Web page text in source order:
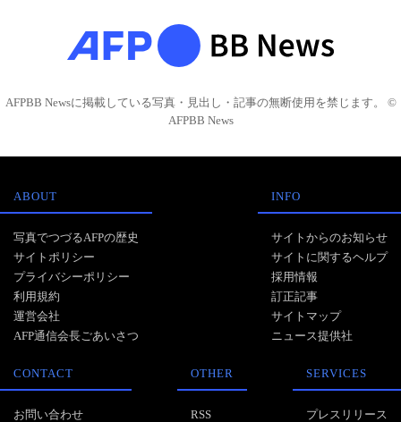
AFPBB Newsに掲載している写真・見出し・記事の無断使用を禁じます。 ©
AFPBB News
ABOUT
写真でつづるAFPの歴史
サイトポリシー
プライバシーポリシー
利用規約
運営会社
AFP通信会長ごあいさつ
INFO
サイトからのお知らせ
サイトに関するヘルプ
採用情報
訂正記事
サイトマップ
ニュース提供社
CONTACT
お問い合わせ
OTHER
RSS
SERVICES
プレスリリース